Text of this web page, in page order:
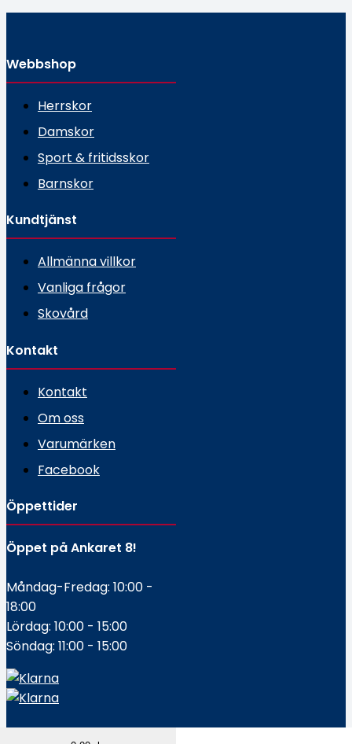
Webbshop
Herrskor
Damskor
Sport & fritidsskor
Barnskor
Kundtjänst
Allmänna villkor
Vanliga frågor
Skovård
Kontakt
Kontakt
Om oss
Varumärken
Facebook
Öppettider
Öppet på Ankaret 8!
Måndag-Fredag: 10:00 -
18:00
Lördag: 10:00 - 15:00
Söndag: 11:00 - 15:00